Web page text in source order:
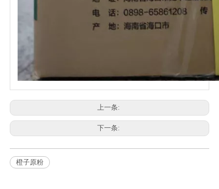
上一条:
下一条:
橙子原粉